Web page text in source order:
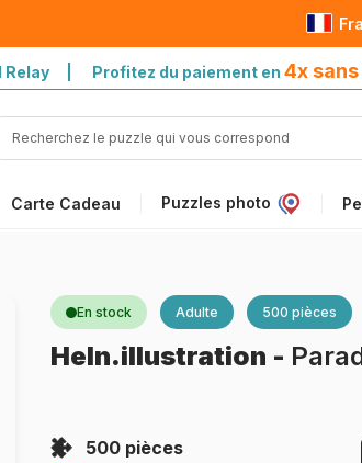
Relay | Profitez du paiement en 4x
Carte Cadeau Puzzles photo
En stock Adulte 500 pièces
Heln.illustration -
500 pièces